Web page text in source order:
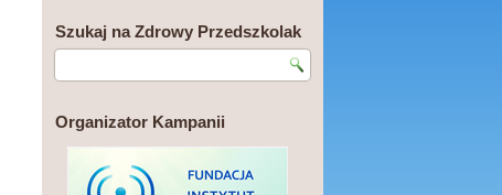
Szukaj na Zdrowy Przedszkolak
Organizator Kampanii